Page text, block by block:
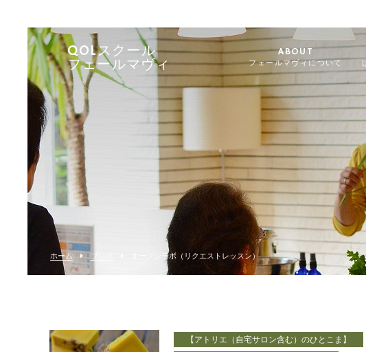
QOLスクール
フェールマヴィ
ABOUT
フェールマヴィについて
ホーム ブログ オープンラボ（リクエストレッスン）
【アトリエ（自宅サロン含む）のひとこま】